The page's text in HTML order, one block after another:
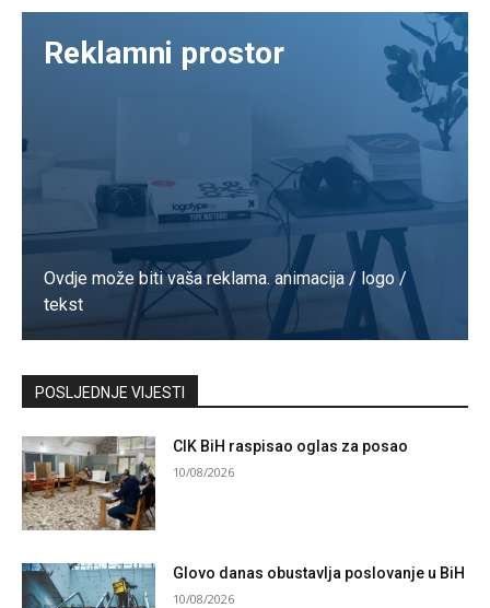
Reklamni prostor
Ovdje može biti vaša reklama. animacija / logo /
tekst
Kontaktirajte nas
POSLJEDNJE VIJESTI
CIK BiH raspisao oglas za posao
10/08/2026
Glovo danas obustavlja poslovanje u BiH
10/08/2026